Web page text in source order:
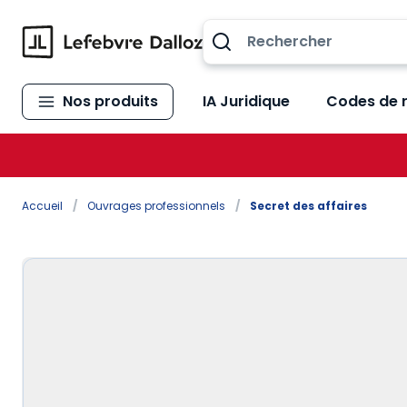
Nos produits IA Juridique Codes de
Accueil / Ouvrages professionnels / Secret des affaires